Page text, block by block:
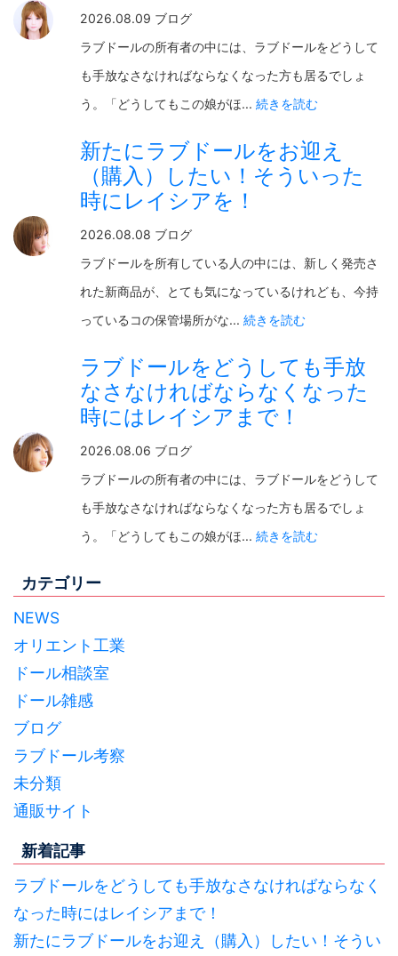
2026.08.09 ブログ
ラブドールの所有者の中には、ラブドールをどうして
も手放なさなければならなくなった方も居るでしょ
う。「どうしてもこの娘がほ... 続きを読む
新たにラブドールをお迎え
（購入）したい！そういった
時にレイシアを！
2026.08.08 ブログ
ラブドールを所有している人の中には、新しく発売さ
れた新商品が、とても気になっているけれども、今持
っているコの保管場所がな... 続きを読む
ラブドールをどうしても手放
なさなければならなくなった
時にはレイシアまで！
2026.08.06 ブログ
ラブドールの所有者の中には、ラブドールをどうして
も手放なさなければならなくなった方も居るでしょ
う。「どうしてもこの娘がほ... 続きを読む
カテゴリー
NEWS
オリエント工業
ドール相談室
ドール雑感
ブログ
ラブドール考察
未分類
通販サイト
新着記事
ラブドールをどうしても手放なさなければならなく
なった時にはレイシアまで！
新たにラブドールをお迎え（購入）したい！そうい